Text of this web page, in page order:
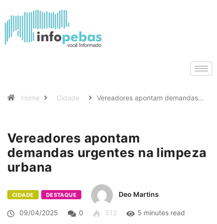
Home Cidade Vereadores apontam demandas…
Vereadores apontam
demandas urgentes na limpeza
urbana
CIDADE DESTAQUE Deo Martins
09/04/2025 0 512 5 minutes read